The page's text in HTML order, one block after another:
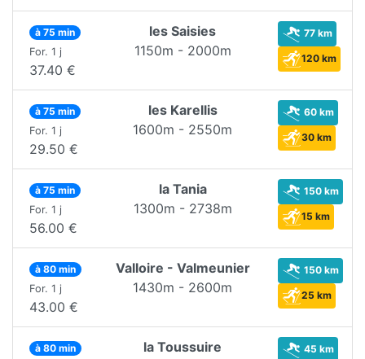
à 75 min
For. 1 j
37.40 €
les Saisies
1150m - 2000m
77 km
120 km
à 75 min
For. 1 j
29.50 €
les Karellis
1600m - 2550m
60 km
30 km
à 75 min
For. 1 j
56.00 €
la Tania
1300m - 2738m
150 km
15 km
à 80 min
For. 1 j
43.00 €
Valloire - Valmeunier
1430m - 2600m
150 km
25 km
à 80 min
la Toussuire
45 km